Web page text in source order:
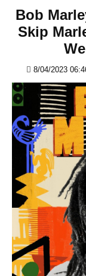
Bob
Skip
8/04/2023